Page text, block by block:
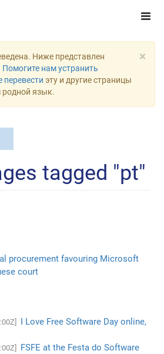
×
Ниже представлен
Помогите нам устранить
перевести эту и другие страницы
родной язык.
tagged "pt"
procurement favouring Microsoft
court
I Love Free Software Day online,
FSFE at the Festa do Software